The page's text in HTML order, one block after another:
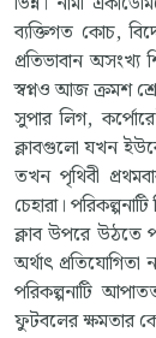
ব্যক্তিগত কোচ,
প্রতিভাবান
স্বপ্নও আজ ক্রমশ
সুপার লিগ,
ক্লাবগুলো যখন
তখন পৃথিবী
চেহারা।
ক্লাব উপরে উঠতে
অর্থাৎ
পরিকল্পনাটি
ফুটবলের ক্ষমতার